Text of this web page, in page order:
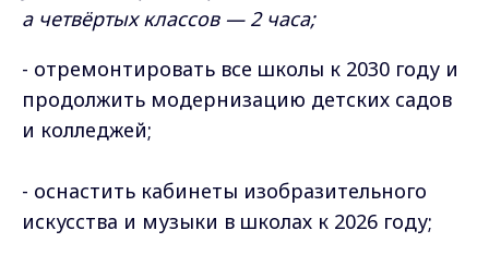
а четвёртых классов — 2 часа;
- отремонтировать все школы к 2030 году и
продолжить модернизацию детских садов
и колледжей;
- оснастить кабинеты изобразительного
искусства и музыки в школах к 2026 году;